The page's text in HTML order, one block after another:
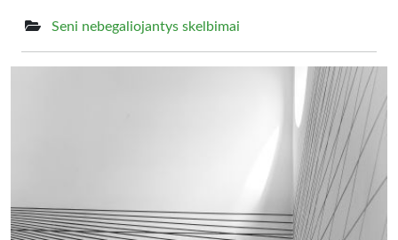
Seni nebegaliojantys skelbimai